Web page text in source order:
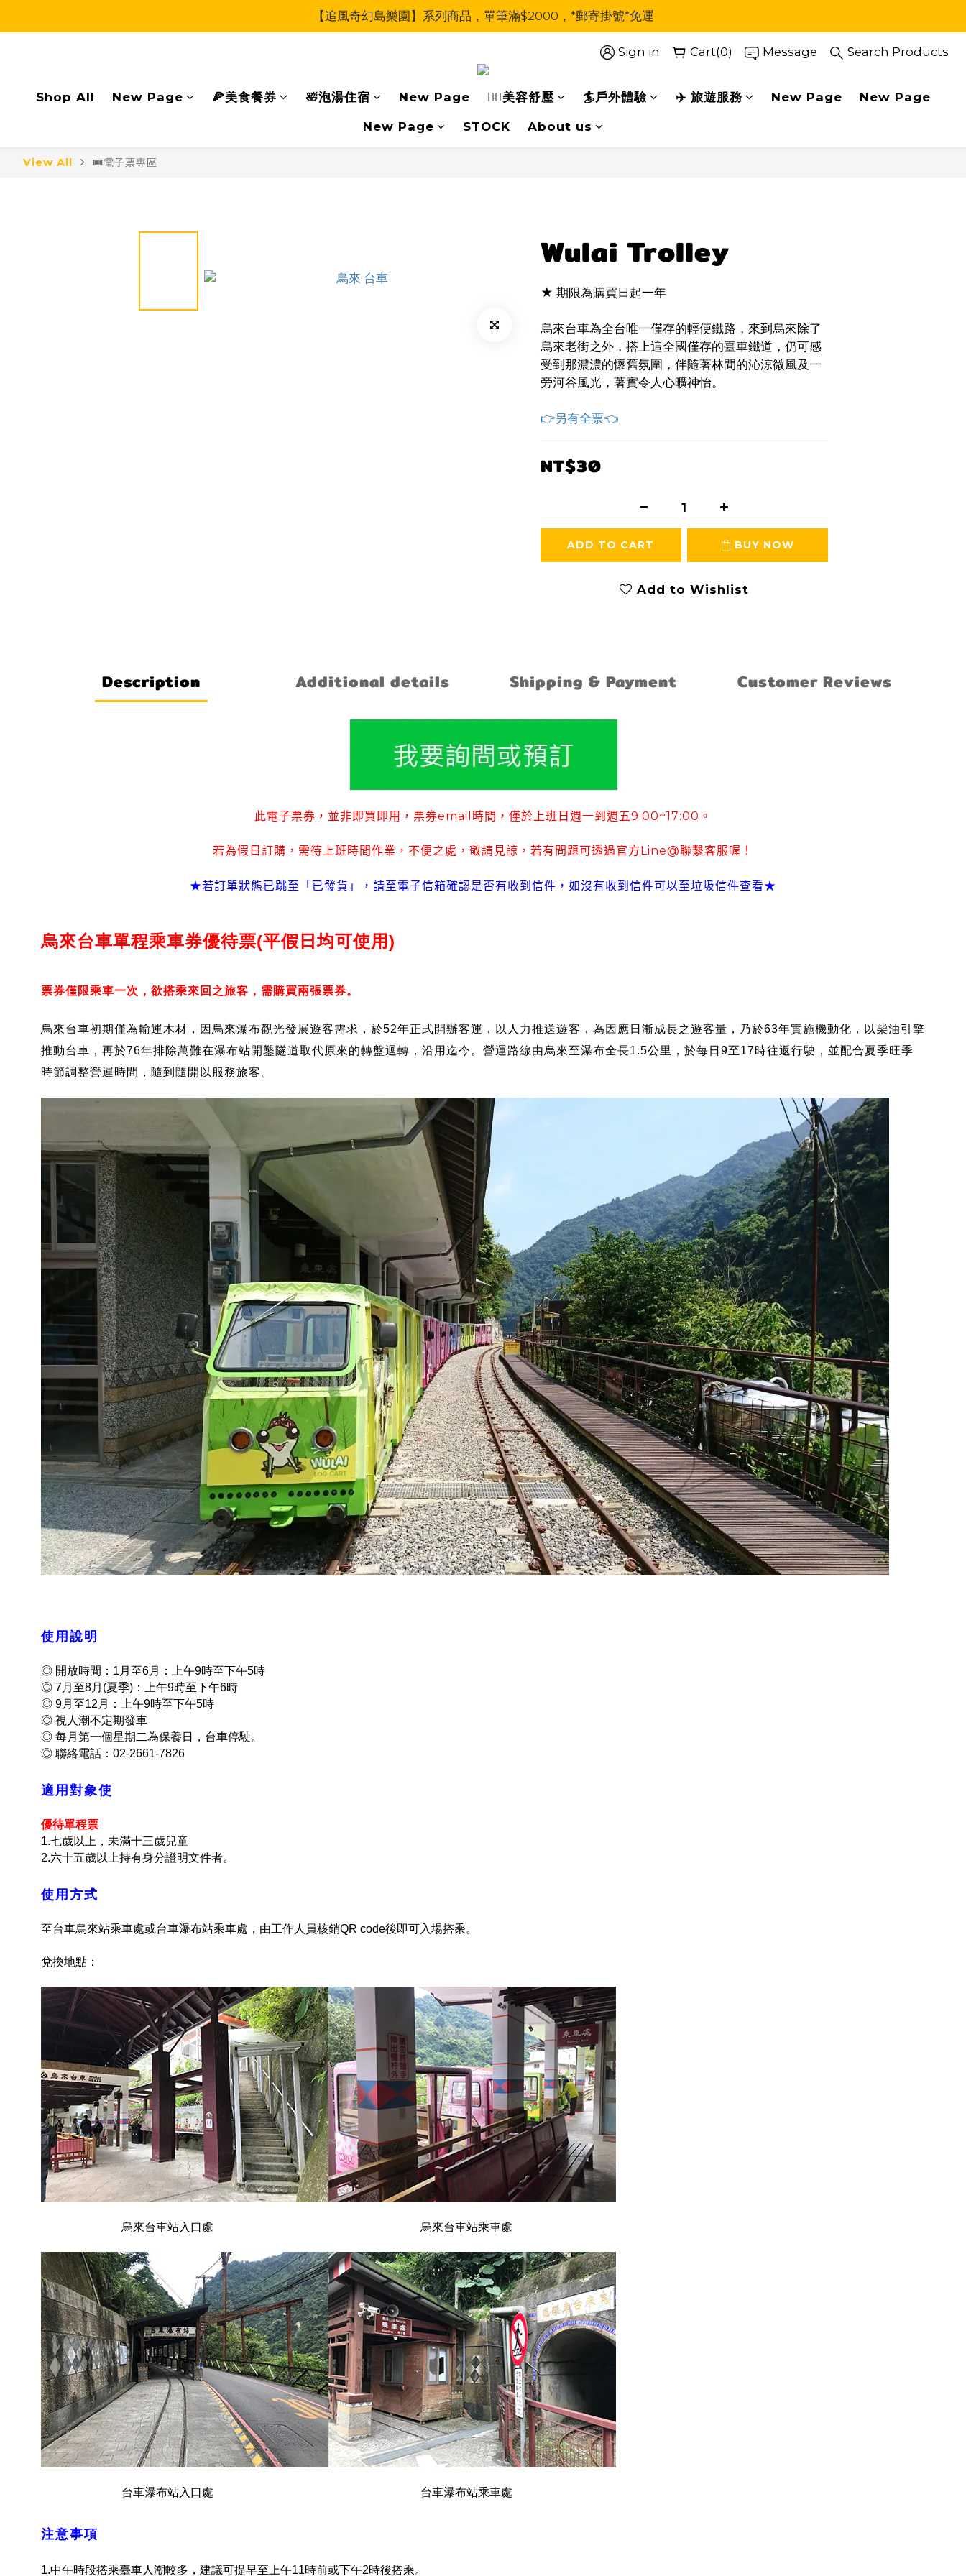
【追風奇幻島樂園】系列商品，單筆滿$2000，*郵寄掛號*免運
Sign in Cart(0) Message Search Products
Shop All New Page 🍕美食餐券 🛀泡湯住宿 New Page 🧖‍♀美容舒壓 🏄戶外體驗 ✈️ 旅遊服務 New Page New Page
New Page STOCK About us
View All 🎟電子票專區
Wulai Trolley
★ 期限為購買日起一年
烏來台車為全台唯一僅存的輕便鐵路，來到烏來除了
烏來老街之外，搭上這全國僅存的臺車鐵道，仍可感
受到那濃濃的懷舊氛圍，伴隨著林間的沁涼微風及一
旁河谷風光，著實令人心曠神怡。
👉另有全票👈
NT$30
ADD TO CART BUY NOW
Add to Wishlist
Description Additional details Shipping & Payment Customer Reviews
此電子票券 ， 並非即買即用 ， 票券email 時間 ， 僅於上班日週一到週五9:00~17:00 。
若為假日訂購 ， 需待上班時間作業 ， 不便之處 ， 敬請見諒 ， 若有 問題可透過官方Line@聯繫客服喔！
★若訂單狀態已跳至「已發貨」 ， 請至電子信箱確認是否有收到信件 ， 如沒有收到信件可以至垃圾信件查看★
烏來台車單程乘車券優待票(平假日均可使用)
票券僅限乘車一次，欲搭乘來回之旅客，需購買兩張票券。
烏來台車初期僅為輸運木材，因烏來瀑布觀光發展遊客需求，於52年正式開辦客運，以人力推送遊客，為因應日漸成長之遊客量，乃於63年實施機動化，以柴油引擎
推動台車，再於76年排除萬難在瀑布站開鑿隧道取代原來的轉盤迴轉，沿用迄今。營運路線由烏來至瀑布全長1.5公里，於每日9至17時往返行駛，並配合夏季旺季
時節調整營運時間，隨到隨開以服務旅客。
使用說明
◎ 開放時間：1月至6月：上午9時至下午5時
◎ 7月至8月(夏季)：上午9時至下午6時
◎ 9月至12月：上午9時至下午5時
◎ 視人潮不定期發車
◎ 每月第一個星期二為保養日，台車停駛。
◎ 聯絡電話：02-2661-7826
適用對象使
優待單程票
1.七歲以上，未滿十三歲兒童
2.六十五歲以上持有身分證明文件者。
使用方式
至台車烏來站乘車處或台車瀑布站乘車處，由工作人員核銷QR code後即可入場搭乘。
兌換地點：
烏來台車站入口處 烏來台車站乘車處
台車瀑布站入口處 台車瀑布站乘車處
注意事項
1.中午時段搭乘臺車人潮較多，建議可提早至上午11時前或下午2時後搭乘。